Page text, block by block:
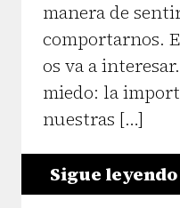
manera de
comportarnos.
os va a
miedo: la
nuestras […]
Sigue leyendo